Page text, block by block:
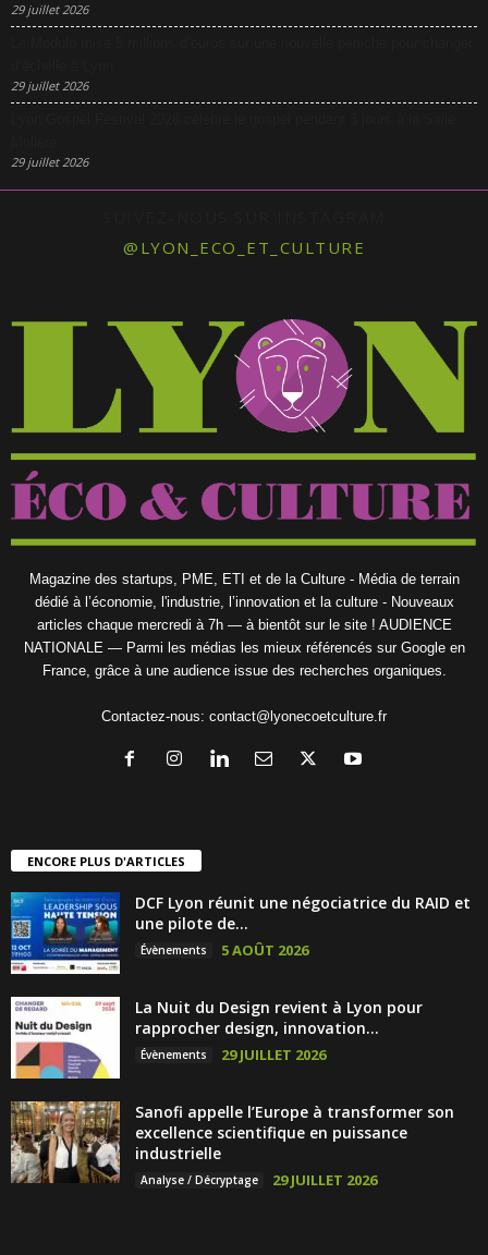
29 juillet 2026
29 juillet 2026
29 juillet 2026
@LYON_ECO_ET_CULTURE
Magazine des startups, PME, ETI et de la Culture - Média de terrain
dédié à l’économie, l'industrie, l’innovation et la culture - Nouveaux
articles chaque mercredi à 7h — à bientôt sur le site ! AUDIENCE
NATIONALE — Parmi les médias les mieux référencés sur Google en
France, grâce à une audience issue des recherches organiques.
Contactez-nous: contact@lyonecoetculture.fr
ENCORE PLUS D'ARTICLES
DCF Lyon réunit une négociatrice du RAID et
une pilote de...
Évènements 5 AOÛT 2026
La Nuit du Design revient à Lyon pour
rapprocher design, innovation...
Évènements 29 JUILLET 2026
Sanofi appelle l’Europe à transformer son
excellence scientifique en puissance
industrielle
Analyse / Décryptage 29 JUILLET 2026